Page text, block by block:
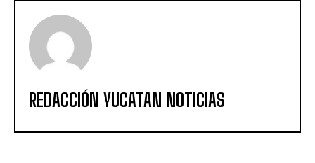
REDACCIÓN YUCATAN NOTICIAS